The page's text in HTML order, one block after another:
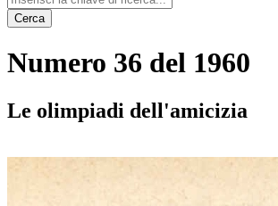
Cerca
Numero 36 del 1960
Le olimpiadi dell'amicizia